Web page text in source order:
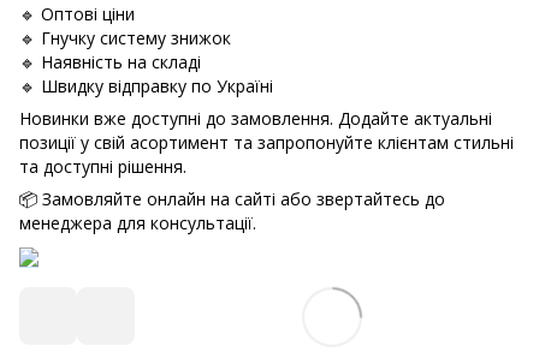
🔹 Оптові ціни
🔹 Гнучку систему знижок
🔹 Наявність на складі
🔹 Швидку відправку по Україні
Новинки вже доступні до замовлення. Додайте актуальні
позиції у свій асортимент та запропонуйте клієнтам стильні
та доступні рішення.
📦 Замовляйте онлайн на сайті або звертайтесь до
менеджера для консультації.